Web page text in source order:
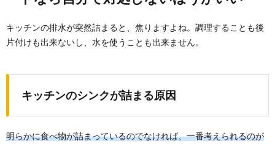
と注意点を徹底解説
重曹は掃除にも使えると聞いたことはあっても、その
キッチンの排水が突然詰まると、焦りますよね。調理することも後
片付けも出来ないし、水を使うことも出来ません。
キッチンのシンクが詰まる原因
明らかに食べ物が詰まっているのでなければ、一番考えられるのが